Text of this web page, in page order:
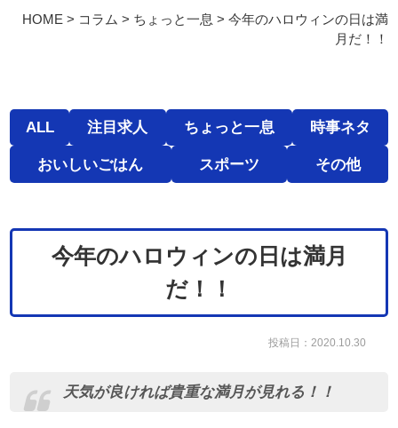
HOME> コラム > ちょっと一息 > 今年のハロウィンの日は満
月だ！！
ALL 注目求人 ちょっと一息 時事ネタ
おいしいごはん スポーツ その他
今年のハロウィンの日は満月
だ！！
投稿日：2020.10.30
天気が良ければ貴重な満月が見れる！！